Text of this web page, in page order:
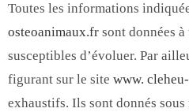
Toutes les informations
osteoanimaux.fr sont données
susceptibles d’évoluer. Par
figurant sur le site www.
exhaustifs. Ils sont donnés